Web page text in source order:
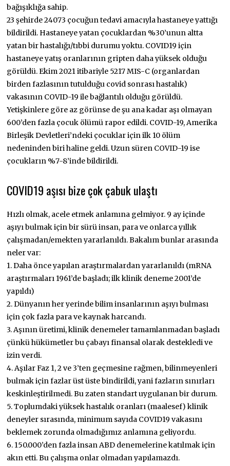
bağışıklığa sahip.
23 şehirde 24073 çocuğun tedavi amacıyla hastaneye yattığı
bildirildi. Hastaneye yatan çocuklardan %30’unun altta
yatan bir hastalığı/tıbbi durumu yoktu. COVID19 için
hastaneye yatış oranlarının gripten daha yüksek olduğu
görüldü. Ekim 2021 itibariyle 5217 MIS-C (organlardan
birden fazlasının tutulduğu covid sonrası hastalık)
vakasının COVID-19 ile bağlantılı olduğu görüldü.
Yetişkinlere göre az görünse de şu ana kadar aşı olmayan
600’den fazla çocuk ölümü rapor edildi. COVID-19, Amerika
Birleşik Devletleri’ndeki çocuklar için ilk 10 ölüm
nedeninden biri haline geldi. Uzun süren COVID-19 ise
çocukların %7-8’inde bildirildi.
COVID19 aşısı bize çok çabuk ulaştı
Hızlı olmak, acele etmek anlamına gelmiyor. 9 ay içinde
aşıyı bulmak için bir sürü insan, para ve onlarca yıllık
çalışmadan/emekten yararlanıldı. Bakalım bunlar arasında
neler var:
1. Daha önce yapılan araştırmalardan yararlanıldı (mRNA
araştırmaları 1961’de başladı; ilk klinik deneme 2001’de
yapıldı)
2. Dünyanın her yerinde bilim insanlarının aşıyı bulması
için çok fazla para ve kaynak harcandı.
3. Aşının üretimi, klinik denemeler tamamlanmadan başladı
çünkü hükümetler bu çabayı finansal olarak destekledi ve
izin verdi.
4. Aşılar Faz 1, 2 ve 3’ten geçmesine rağmen, bilinmeyenleri
bulmak için fazlar üst üste bindirildi, yani fazların sınırları
keskinleştirilmedi. Bu zaten standart uygulanan bir durum.
5. Toplumdaki yüksek hastalık oranları (maalesef) klinik
deneyler sırasında, minimum sayıda COVID19 vakasını
beklemek zorunda olmadığımız anlamına geliyordu.
6. 150.000’den fazla insan ABD denemelerine katılmak için
akın etti. Bu çalışma onlar olmadan yapılamazdı.